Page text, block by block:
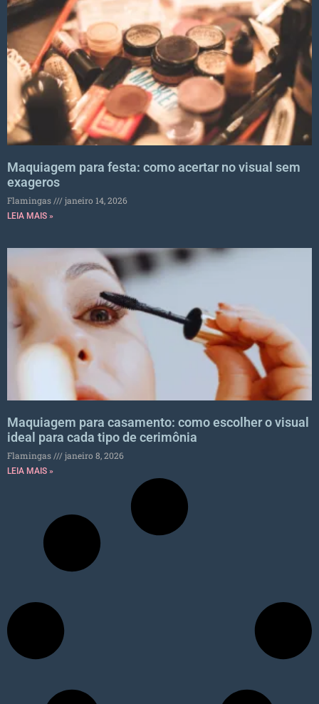
Maquiagem para festa: como acertar no visual sem
exageros
Flamingas janeiro 14, 2026
LEIA MAIS »
Maquiagem para casamento: como escolher o visual
ideal para cada tipo de cerimônia
Flamingas janeiro 8, 2026
LEIA MAIS »